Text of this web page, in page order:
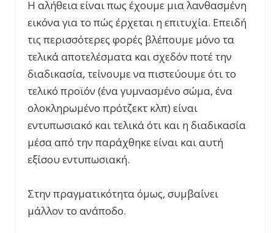
Η αλήθεια είναι πως έχουμε μια λανθασμένη
εικόνα για το πώς έρχεται η επιτυχία. Επειδή
τις περισσότερες φορές βλέπουμε μόνο τα
τελικά αποτελέσματα και σχεδόν ποτέ την
διαδικασία, τείνουμε να πιστεύουμε ότι το
τελικό προϊόν (ένα γυμνασμένο σώμα, ένα
ολοκληρωμένο πρότζεκτ κλπ) είναι
εντυπωσιακό και τελικά ότι και η διαδικασία
μέσα από την παράχθηκε είναι και αυτή
εξίσου εντυπωσιακή.
Στην πραγματικότητα όμως, συμβαίνει
μάλλον το ανάποδο.